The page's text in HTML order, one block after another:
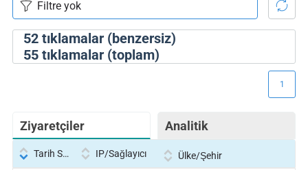
52tıklamalar (benzersiz)
55tıklamalar (toplam)
Ziyaretçiler Analitik
1
Tarih Saati IP/Sağlayıcı Ülke/Şehir